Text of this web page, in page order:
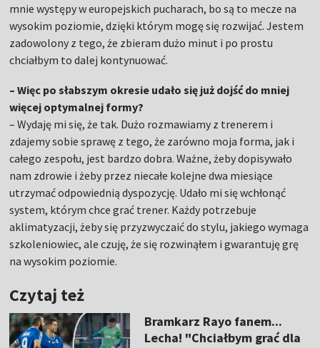
mnie występy w europejskich pucharach, bo są to mecze na
wysokim poziomie, dzięki którym mogę się rozwijać. Jestem
zadowolony z tego, że zbieram dużo minut i po prostu
chciałbym to dalej kontynuować.
– Więc po słabszym okresie udało się już dojść do mniej
więcej optymalnej formy?
– Wydaję mi się, że tak. Dużo rozmawiamy z trenerem i
zdajemy sobie sprawę z tego, że zarówno moja forma, jak i
całego zespołu, jest bardzo dobra. Ważne, żeby dopisywało
nam zdrowie i żeby przez niecałe kolejne dwa miesiące
utrzymać odpowiednią dyspozycję. Udało mi się wchłonąć
system, którym chce grać trener. Każdy potrzebuje
aklimatyzacji, żeby się przyzwyczaić do stylu, jakiego wymaga
szkoleniowiec, ale czuję, że się rozwinąłem i gwarantuję grę
na wysokim poziomie.
Czytaj też
Bramkarz Rayo fanem...
Lecha! "Chciałbym grać dla